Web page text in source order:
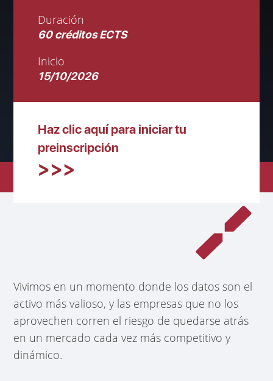
Duración
60 créditos ECTS
Inicio
15/10/2026
Haz clic aquí para iniciar tu
preinscripción
Vivimos en un momento donde los datos son el
activo más valioso, y las empresas que no los
aprovechen corren el riesgo de quedarse atrás
en un mercado cada vez más competitivo y
dinámico.